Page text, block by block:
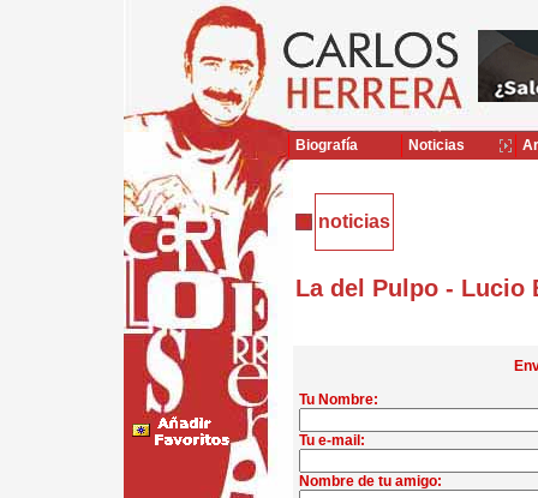
noticias
La del Pulpo - Lucio
Tu Nombre:
Tu e-mail:
Nombre de tu amigo:
Biografía Noticias